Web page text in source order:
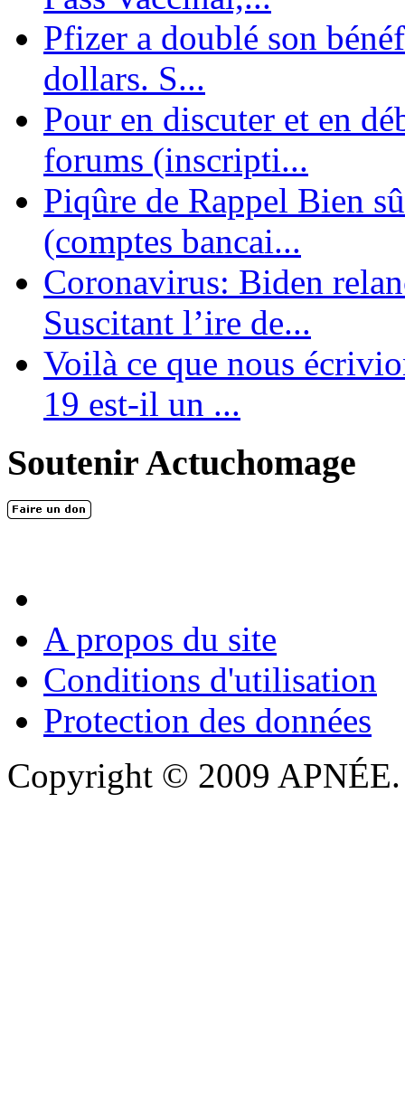
Pfizer a doublé son
dollars. S...
Pour en discuter et en
forums (inscripti...
Piqûre de Rappel Bien
(comptes bancai...
Coronavirus: Biden
Suscitant l’ire de...
Voilà ce que nous
19 est-il un ...
Soutenir Actuchomage
A propos du site
Conditions d'utilisation
Protection des données
Copyright © 2009 APNÉE.